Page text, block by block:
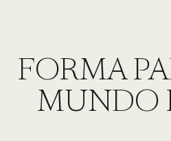
FORMA
MUNDO